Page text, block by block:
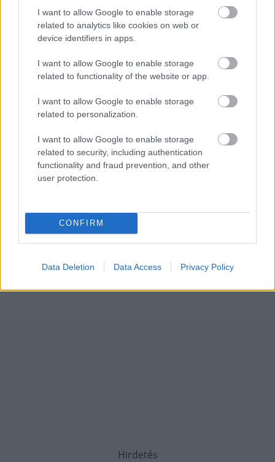
I want to allow Google to enable storage
related to analytics like cookies on web or
device identifiers in apps.
I want to allow Google to enable storage
related to functionality of the website or app.
I want to allow Google to enable storage
related to personalization.
I want to allow Google to enable storage
related to security, including authentication
functionality and fraud prevention, and other
user protection.
CONFIRM
Data Deletion Data Access Privacy Policy
NÉPSZERŰ
Hirdetés